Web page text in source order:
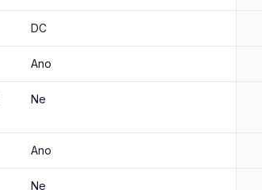
DC
Ano
Ne
Ano
Ne